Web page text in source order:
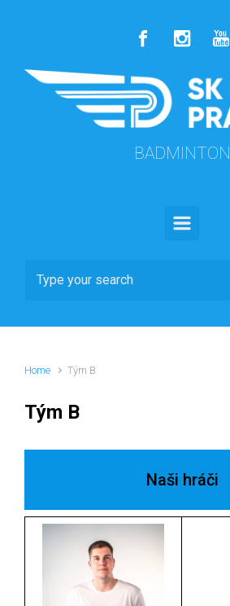
BADMINTON
Home Tým B
Tým B
Naši hráči